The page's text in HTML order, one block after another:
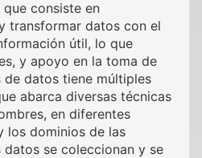
consiste en
transformar datos con el
útil, lo que
y apoyo en la toma de
de datos tiene múltiples
abarca diversas técnicas
en diferentes
los dominios de las
datos se coleccionan y se